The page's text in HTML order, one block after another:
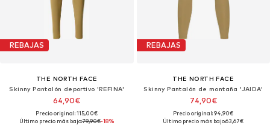
REBAJAS
THE NORTH FACE
Skinny Pantalón deportivo 'REFINA'
64,90€
Precio original: 115,00€
Último precio más bajo:79,90€-18%
REBAJAS
THE NORTH FACE
Skinny Pantalón de montaña 'JAIDA'
74,90€
Precio original: 94,90€
Último precio más bajo:63,67€